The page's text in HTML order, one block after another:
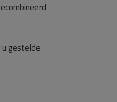
u gestelde